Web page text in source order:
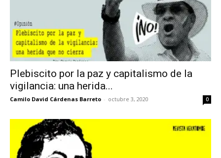
Plebiscito por la paz y capitalismo de la
vigilancia: una herida...
Camilo David Cárdenas Barreto - octubre 3, 2020 0